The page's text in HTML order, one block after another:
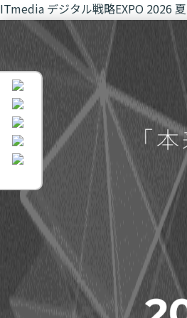
ITmedia デジタル戦略EXPO 2026 夏
イベントは終了いたしました。